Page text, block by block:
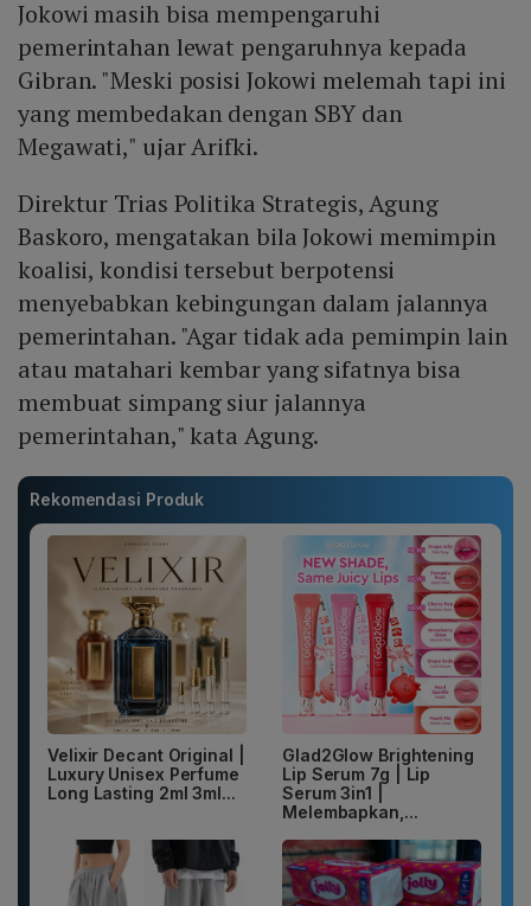
Jokowi masih bisa mempengaruhi
pemerintahan lewat pengaruhnya kepada
Gibran. "Meski posisi Jokowi melemah tapi ini
yang membedakan dengan SBY dan
Megawati," ujar Arifki.
Direktur Trias Politika Strategis, Agung
Baskoro, mengatakan bila Jokowi memimpin
koalisi, kondisi tersebut berpotensi
menyebabkan kebingungan dalam jalannya
pemerintahan. "Agar tidak ada pemimpin lain
atau matahari kembar yang sifatnya bisa
membuat simpang siur jalannya
pemerintahan," kata Agung.
Rekomendasi Produk
Velixir Decant Original |
Luxury Unisex Perfume
Long Lasting 2ml 3ml...
Glad2Glow Brightening
Lip Serum 7g | Lip
Serum 3in1 |
Melembapkan,...